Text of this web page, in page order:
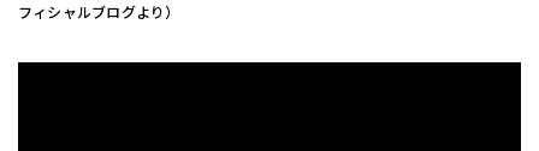
フィシャルブログより）